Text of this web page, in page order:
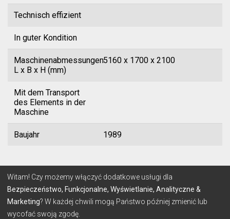
Technisch effizient
In guter Kondition
Maschinenabmessungen
L x B x H (mm)
5160 x 1700 x 2100
Mit dem Transport
des Elements in der
Maschine
Baujahr 1989
© 2026 Lignum
BEDINGUNGEN DATENSCHUTZ-BESTIMMUNGEN
Witam! Czy możemy włączyć dodatkowe usługi dla
Bezpieczeństwo, Funkcjonalne, Wyświetlanie, Analityczne &
Marketing? W każdej chwili mogą Państwo później zmienić lub
wycofać swoją zgodę.